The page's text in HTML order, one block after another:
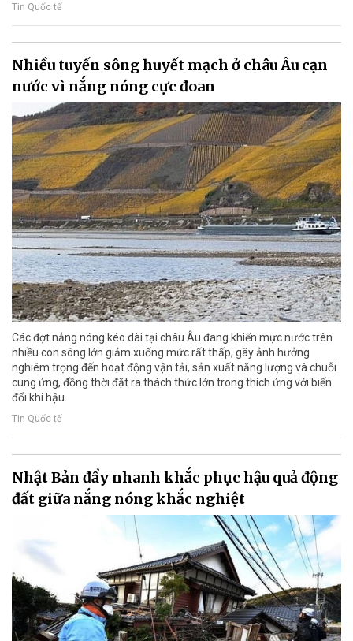
Tin Quốc tế
Nhiều tuyến sông huyết mạch ở châu Âu cạn
nước vì nắng nóng cực đoan
Các đợt nắng nóng kéo dài tại châu Âu đang khiến mực nước trên
nhiều con sông lớn giảm xuống mức rất thấp, gây ảnh hưởng
nghiêm trọng đến hoạt động vận tải, sản xuất năng lượng và chuỗi
cung ứng, đồng thời đặt ra thách thức lớn trong thích ứng với biến
đổi khí hậu.
Tin Quốc tế
Nhật Bản đẩy nhanh khắc phục hậu quả động
đất giữa nắng nóng khắc nghiệt